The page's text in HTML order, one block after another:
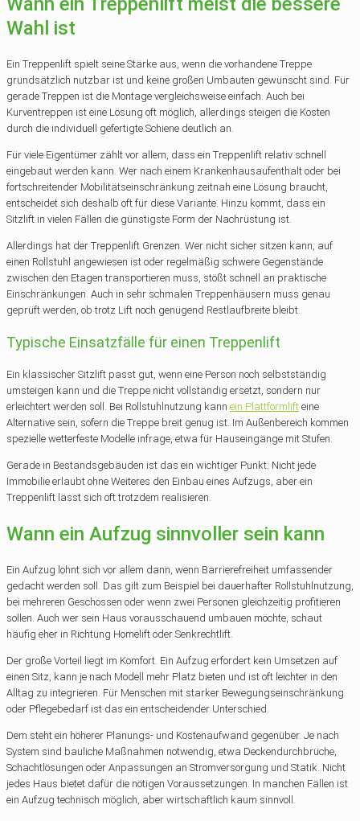
Wahl ist
Ein Treppenlift spielt seine Stärke aus, wenn die vorhandene Treppe
grundsätzlich nutzbar ist und keine großen Umbauten gewünscht sind. Für
gerade Treppen ist die Montage vergleichsweise einfach. Auch bei
Kurventreppen ist eine Lösung oft möglich, allerdings steigen die Kosten
durch die individuell gefertigte Schiene deutlich an.
Für viele Eigentümer zählt vor allem, dass ein Treppenlift relativ schnell
eingebaut werden kann. Wer nach einem Krankenhausaufenthalt oder bei
fortschreitender Mobilitätseinschränkung zeitnah eine Lösung braucht,
entscheidet sich deshalb oft für diese Variante. Hinzu kommt, dass ein
Sitzlift in vielen Fällen die günstigste Form der Nachrüstung ist.
Allerdings hat der Treppenlift Grenzen. Wer nicht sicher sitzen kann, auf
einen Rollstuhl angewiesen ist oder regelmäßig schwere Gegenstände
zwischen den Etagen transportieren muss, stößt schnell an praktische
Einschränkungen. Auch in sehr schmalen Treppenhäusern muss genau
geprüft werden, ob trotz Lift noch genügend Restlaufbreite bleibt.
Typische Einsatzfälle für einen Treppenlift
Ein klassischer Sitzlift passt gut, wenn eine Person noch selbstständig
umsteigen kann und die Treppe nicht vollständig ersetzt, sondern nur
erleichtert werden soll. Bei Rollstuhlnutzung kann ein Plattformlift eine
Alternative sein, sofern die Treppe breit genug ist. Im Außenbereich kommen
spezielle wetterfeste Modelle infrage, etwa für Hauseingänge mit Stufen.
Gerade in Bestandsgebäuden ist das ein wichtiger Punkt: Nicht jede
Immobilie erlaubt ohne Weiteres den Einbau eines Aufzugs, aber ein
Treppenlift lässt sich oft trotzdem realisieren.
Wann ein Aufzug sinnvoller sein kann
Ein Aufzug lohnt sich vor allem dann, wenn Barrierefreiheit umfassender
gedacht werden soll. Das gilt zum Beispiel bei dauerhafter Rollstuhlnutzung,
bei mehreren Geschossen oder wenn zwei Personen gleichzeitig profitieren
sollen. Auch wer sein Haus vorausschauend umbauen möchte, schaut
häufig eher in Richtung Homelift oder Senkrechtlift.
Der große Vorteil liegt im Komfort. Ein Aufzug erfordert kein Umsetzen auf
einen Sitz, kann je nach Modell mehr Platz bieten und ist oft leichter in den
Alltag zu integrieren. Für Menschen mit starker Bewegungseinschränkung
oder Pflegebedarf ist das ein entscheidender Unterschied.
Dem steht ein höherer Planungs- und Kostenaufwand gegenüber. Je nach
System sind bauliche Maßnahmen notwendig, etwa Deckendurchbrüche,
Schachtlösungen oder Anpassungen an Stromversorgung und Statik. Nicht
jedes Haus bietet dafür die nötigen Voraussetzungen. In manchen Fällen ist
ein Aufzug technisch möglich, aber wirtschaftlich kaum sinnvoll.